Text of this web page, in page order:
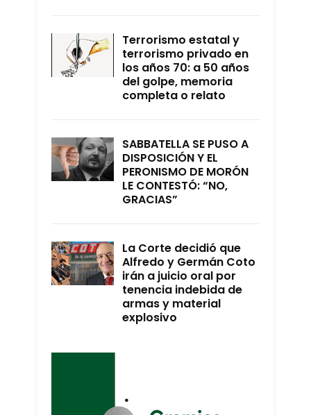
Terrorismo estatal y
terrorismo privado en
los años 70: a 50 años
del golpe, memoria
completa o relato
SABBATELLA SE PUSO A
DISPOSICIÓN Y EL
PERONISMO DE MORÓN
LE CONTESTÓ: “NO,
GRACIAS”
La Corte decidió que
Alfredo y Germán Coto
irán a juicio oral por
tenencia indebida de
armas y material
explosivo